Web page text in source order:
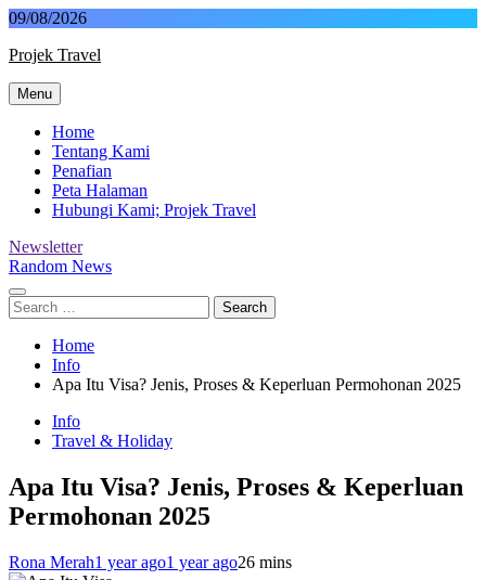
Skip
content
09/08/2026
Projek Travel
Malaysia Travel Portal
Menu
Home
Tentang Kami
Penafian
Peta Halaman
Hubungi Kami; Projek Travel
Newsletter
Random News
Search
for:
Home
Info
Apa Itu Visa? Jenis, Proses & Keperluan Permohonan 2025
Info
Travel & Holiday
Apa Itu Visa? Jenis, Proses & Keperluan
Permohonan 2025
Rona Merah1 year ago1 year ago26 mins